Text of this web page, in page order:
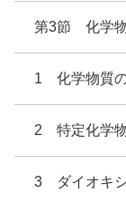
第3節 化学
1 化学物質の
2 特定化学物
3 ダイオキ